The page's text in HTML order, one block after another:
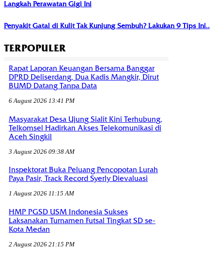
Langkah Perawatan Gigi Ini
Penyakit Gatal di Kulit Tak Kunjung Sembuh? Lakukan 9 Tips Ini..
TERPOPULER
Rapat Laporan Keuangan Bersama Banggar
DPRD Deliserdang, Dua Kadis Mangkir, Dirut
BUMD Datang Tanpa Data
6 August 2026 13:41 PM
Masyarakat Desa Ujung Sialit Kini Terhubung,
Telkomsel Hadirkan Akses Telekomunikasi di
Aceh Singkil
3 August 2026 09:38 AM
Inspektorat Buka Peluang Pencopotan Lurah
Paya Pasir, Track Record Syerly Dievaluasi
1 August 2026 11:15 AM
HMP PGSD USM Indonesia Sukses
Laksanakan Turnamen Futsal Tingkat SD se-
Kota Medan
2 August 2026 21:15 PM